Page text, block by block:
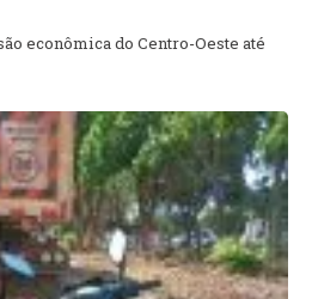
econômica do Centro-Oeste até